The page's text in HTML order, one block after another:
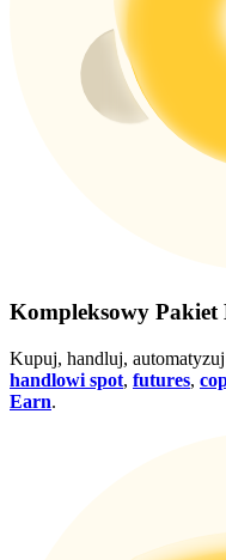
Kompleksowy
Kupuj, handluj,
handlowi spot, futures,
Earn.